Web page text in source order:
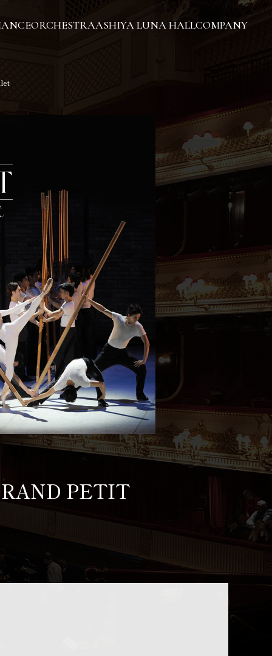
ORCHESTRAASHIYA LUNA HALLCOMPANY
PETIT